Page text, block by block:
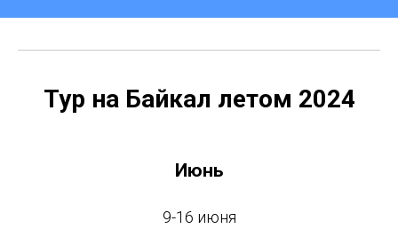
Тур на Байкал летом 2024
Июнь
9-16 июня